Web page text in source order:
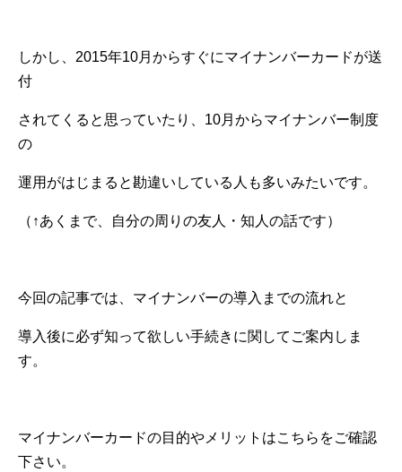
しかし、2015年10月からすぐにマイナンバーカードが送
付
されてくると思っていたり、10月からマイナンバー制度
の
運用がはじまると勘違いしている人も多いみたいです。
（↑あくまで、自分の周りの友人・知人の話です）
今回の記事では、マイナンバーの導入までの流れと
導入後に必ず知って欲しい手続きに関してご案内しま
す。
マイナンバーカードの目的やメリットはこちらをご確認
下さい。